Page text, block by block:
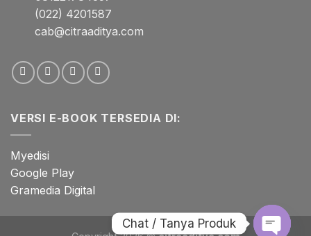
(022) 4201587
cab@citraaditya.com
VERSI E-BOOK TERSEDIA DI:
Myedisi
Google Play
Gramedia Digital
Chat / Tanya Produk